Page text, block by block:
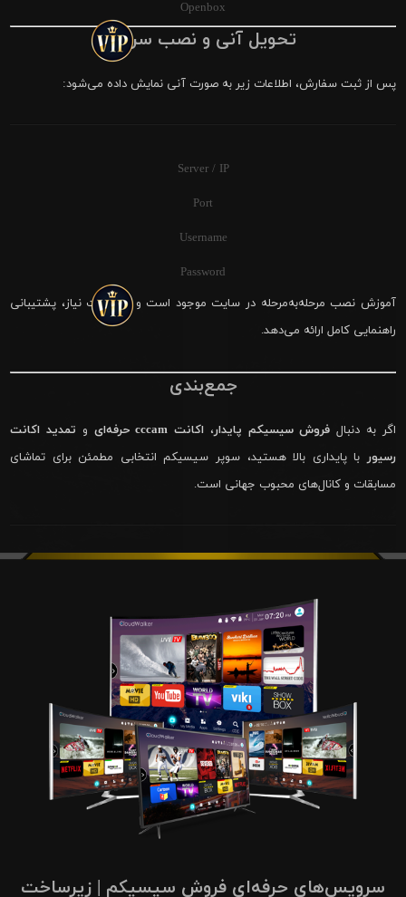
Openbox
تحویل آنی و نصب سریع
پس از ثبت سفارش، اطلاعات زیر به صورت آنی نمایش داده می‌شود:
Server / IP
Port
Username
Password
آموزش نصب مرحله‌به‌مرحله در سایت موجود است و در صورت نیاز، پشتیبانی
راهنمایی کامل ارائه می‌دهد.
جمع‌بندی
اگر به دنبال فروش سیسیکم پایدار، اکانت cccam حرفه‌ای و تمدید اکانت
رسیور با پایداری بالا هستید، سوپر سیسیکم انتخابی مطمئن برای تماشای
مسابقات و کانال‌های محبوب جهانی است.
سرویس‌های حرفه‌ای فروش سیسیکم | زیرساخت